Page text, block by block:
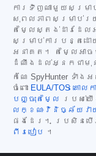
ការទិញណាមួយសម្រាប់
សុពលភាពសម្រាប់រយ
តម្លៃស្តង់ដារដែល
សម្រាប់ការបន្តដ
អនាគត។ តម្លៃអាច
ដំណឹងដល់អ្នកជាមុ
កំណែ SpyHunter
ចំពោះ EULA/TOS គោល
បញ្ចុះតម្លៃ
របស់យ
លក្ខណៈវិនិច្ឆ័យវា
ផងដែរ។ ប្រសិនបើ
ពីរបៀប ។